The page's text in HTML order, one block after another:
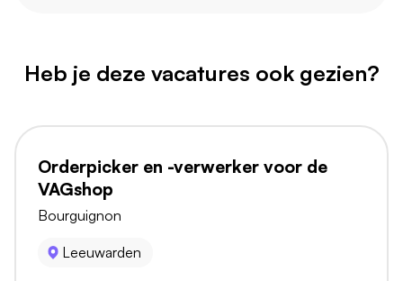
Heb je deze vacatures ook gezien?
Orderpicker en -verwerker voor de
VAGshop
Bourguignon
Leeuwarden